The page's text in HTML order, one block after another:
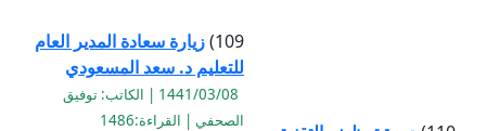
109) زيارة سعادة المدير العام
للتعليم د. سعد المسعودي
1441/03/08 | الكاتب: توفيق
الصحفي | القراءة:1486